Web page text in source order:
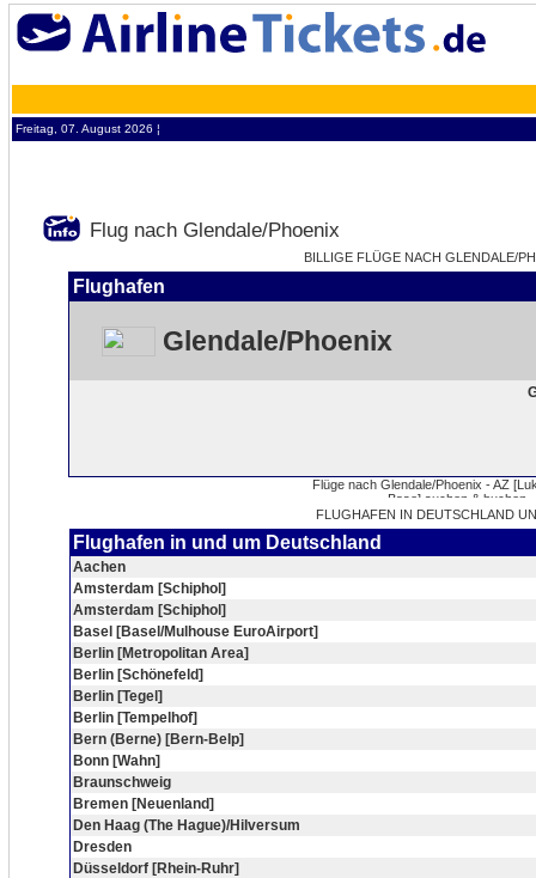
Freitag, 07. August 2026 ¦
Flug nach Glendale/Phoenix
BILLIGE FLÜGE NACH GLENDALE/
Flughafen
Glendale/Phoenix
FLUGHAFEN IN DEUTSCHLAND
Flughafen in und um Deutschland
Aachen
Amsterdam [Schiphol]
Amsterdam [Schiphol]
Basel [Basel/Mulhouse EuroAirport]
Berlin [Metropolitan Area]
Berlin [Schönefeld]
Berlin [Tegel]
Berlin [Tempelhof]
Bern (Berne) [Bern-Belp]
Bonn [Wahn]
Braunschweig
Bremen [Neuenland]
Den Haag (The Hague)/Hilversum
Dresden
Düsseldorf [Rhein-Ruhr]